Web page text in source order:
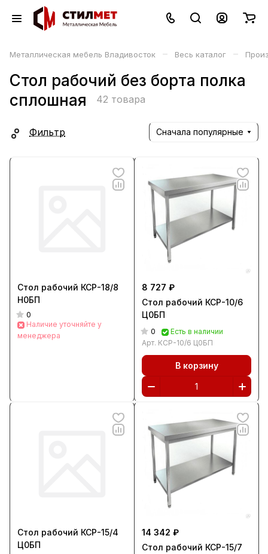
Металлическая мебель Владивосток – Весь каталог –
Стол рабочий без борта полка
сплошная
42 товара
Фильтр Сначала популярные
Стол рабочий КСР-18/8
Н0БП
0
Наличие уточняйте у
менеджера
8 727 ₽
Стол рабочий КСР-10/6
Ц0БП
0
Есть в наличии
Арт. КСР-10/6 Ц0БП
В корзину
Стол рабочий КСР-15/4
Ц0БП
14 342 ₽
Стол рабочий КСР-15/7